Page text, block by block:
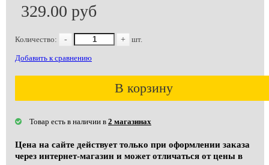
329.00 руб
Количество: - + шт.
Добавить к сравнению
В корзину
Товар есть в наличии в 2 магазинах
Цена на сайте действует только при оформлении заказа
через интернет-магазин и может отличаться от цены в